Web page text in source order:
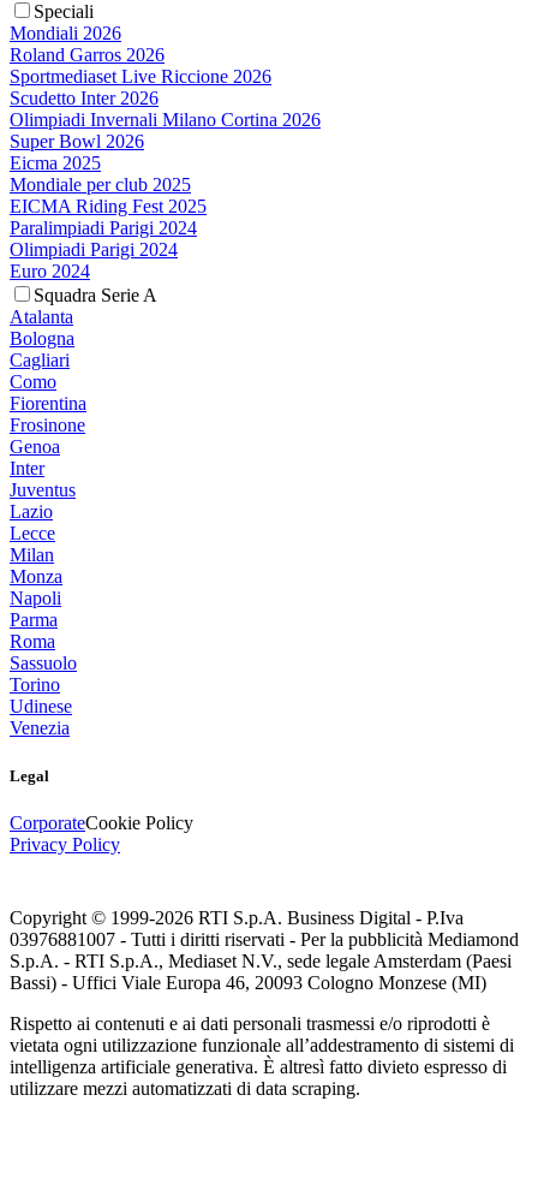
Speciali
Mondiali 2026
Roland Garros 2026
Sportmediaset Live Riccione 2026
Scudetto Inter 2026
Olimpiadi Invernali Milano Cortina 2026
Super Bowl 2026
Eicma 2025
Mondiale per club 2025
EICMA Riding Fest 2025
Paralimpiadi Parigi 2024
Olimpiadi Parigi 2024
Euro 2024
Squadra Serie A
Atalanta
Bologna
Cagliari
Como
Fiorentina
Frosinone
Genoa
Inter
Juventus
Lazio
Lecce
Milan
Monza
Napoli
Parma
Roma
Sassuolo
Torino
Udinese
Venezia
Legal
CorporateCookie Policy
Privacy Policy
Copyright © 1999-2026 RTI S.p.A. Business Digital - P.Iva
03976881007 - Tutti i diritti riservati - Per la pubblicità Mediamond
S.p.A. - RTI S.p.A., Mediaset N.V., sede legale Amsterdam (Paesi
Bassi) - Uffici Viale Europa 46, 20093 Cologno Monzese (MI)
Rispetto ai contenuti e ai dati personali trasmessi e/o riprodotti è
vietata ogni utilizzazione funzionale all’addestramento di sistemi di
intelligenza artificiale generativa. È altresì fatto divieto espresso di
utilizzare mezzi automatizzati di data scraping.